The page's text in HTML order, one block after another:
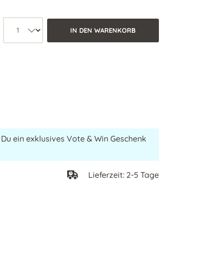
Produkt Anzahl: Wähle die
IN DEN WARENKORB
ein exklusives Vote & Win Geschenk
Lieferzeit: 2-5 Tage